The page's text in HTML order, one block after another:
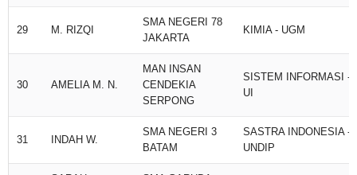
29 M. RIZQI
SMA NEGERI 78
JAKARTA
KIMIA - UGM
30 AMELIA M. N.
MAN INSAN
CENDEKIA
SERPONG
SISTEM INFORMASI -
UI
31 INDAH W.
SMA NEGERI 3
BATAM
SASTRA INDONESIA -
UNDIP